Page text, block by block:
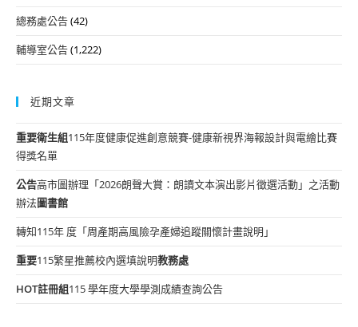
總務處公告(42)
輔導室公告(1,222)
近期文章
重要衛生組115年度健康促進創意競賽-健康新視界海報設計與電繪比賽
得獎名單
公告高市圖辦理「2026朗聲大賞：朗讀文本演出影片徵選活動」之活動
辦法圖書館
轉知115年 度「周產期高風險孕產婦追蹤關懷計畫說明」
重要115繁星推薦校內選填說明教務處
HOT註冊組115 學年度大學學測成績查詢公告